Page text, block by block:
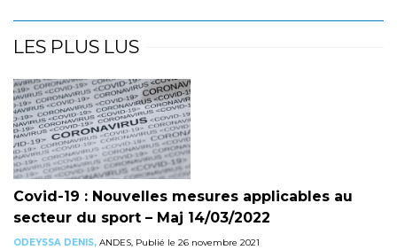
LES PLUS LUS
Covid-19 : Nouvelles mesures applicables au
secteur du sport – Maj 14/03/2022
ODEYSSA DENIS, ANDES, Publié le 26 novembre 2021